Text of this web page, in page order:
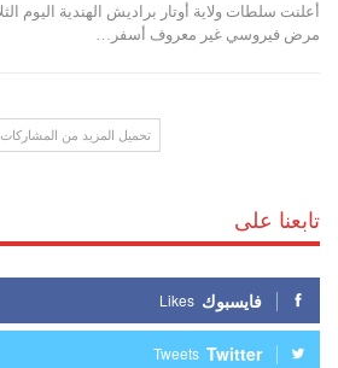
مرض فيروسي غير معروف أسفر…
تحميل المزيد من المشاركات
تابعنا على
فايسبوك Likes
Twitter
Tweets